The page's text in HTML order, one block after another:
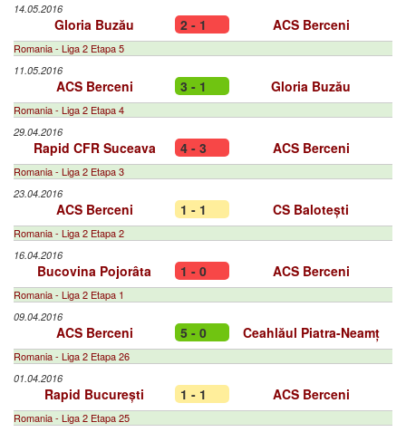
14.05.2016
Gloria Buzău 2 - 1 ACS Berceni
Romania - Liga 2 Etapa 5
11.05.2016
ACS Berceni 3 - 1 Gloria Buzău
Romania - Liga 2 Etapa 4
29.04.2016
Rapid CFR Suceava 4 - 3 ACS Berceni
Romania - Liga 2 Etapa 3
23.04.2016
ACS Berceni 1 - 1 CS Balotești
Romania - Liga 2 Etapa 2
16.04.2016
Bucovina Pojorâta 1 - 0 ACS Berceni
Romania - Liga 2 Etapa 1
09.04.2016
ACS Berceni 5 - 0 Ceahlăul Piatra-Neamț
Romania - Liga 2 Etapa 26
01.04.2016
Rapid București 1 - 1 ACS Berceni
Romania - Liga 2 Etapa 25